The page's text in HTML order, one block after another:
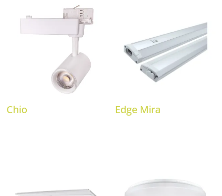
Chio Edge Mira